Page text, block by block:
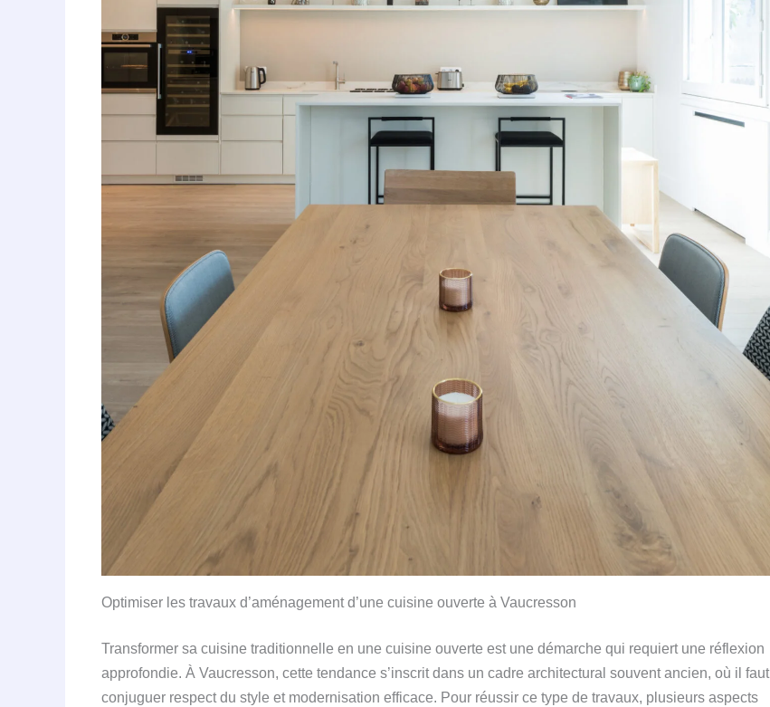
Optimiser les travaux d’aménagement d’une cuisine ouverte à Vaucresson
Transformer sa cuisine traditionnelle en une cuisine ouverte est une démarche qui requiert une réflexion
approfondie. À Vaucresson, cette tendance s’inscrit dans un cadre architectural souvent ancien, où il faut
conjuguer respect du style et modernisation efficace. Pour réussir ce type de travaux, plusieurs aspects